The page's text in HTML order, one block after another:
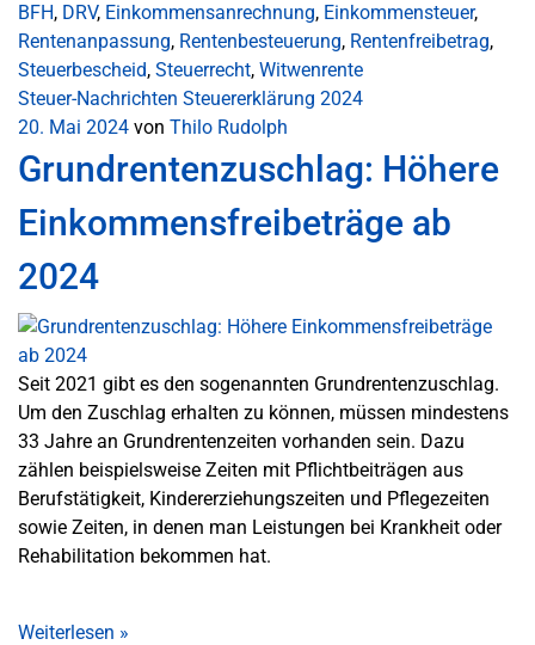
BFH, DRV, Einkommensanrechnung, Einkommensteuer,
Rentenanpassung, Rentenbesteuerung, Rentenfreibetrag,
Steuerbescheid, Steuerrecht, Witwenrente
Steuer-Nachrichten Steuererklärung 2024
20. Mai 2024 von Thilo Rudolph
Grundrentenzuschlag: Höhere
Einkommensfreibeträge ab
2024
Seit 2021 gibt es den sogenannten Grundrentenzuschlag.
Um den Zuschlag erhalten zu können, müssen mindestens
33 Jahre an Grundrentenzeiten vorhanden sein. Dazu
zählen beispielsweise Zeiten mit Pflichtbeiträgen aus
Berufstätigkeit, Kindererziehungszeiten und Pflegezeiten
sowie Zeiten, in denen man Leistungen bei Krankheit oder
Rehabilitation bekommen hat.
Weiterlesen »